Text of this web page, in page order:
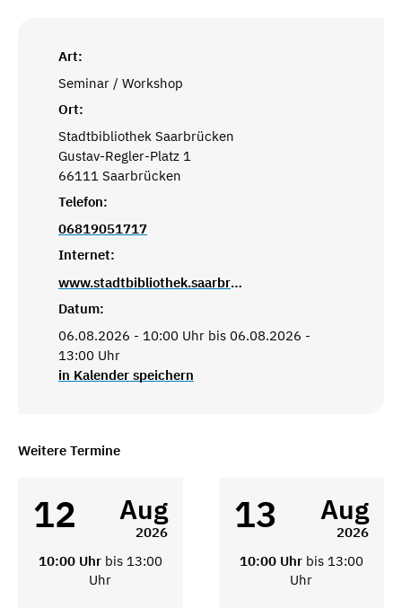
Art:
Seminar / Workshop
Ort:
Stadtbibliothek Saarbrücken
Gustav-Regler-Platz 1
66111 Saarbrücken
Telefon:
06819051717
Internet:
www.stadtbibliothek.saarbruecken.de
Datum:
06.08.2026 - 10:00 Uhr bis 06.08.2026 -
13:00 Uhr
in Kalender speichern
Weitere Termine
12 Aug
2026
10:00 Uhr bis 13:00
Uhr
13 Aug
2026
10:00 Uhr bis 13:00
Uhr